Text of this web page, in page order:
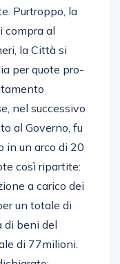
Purtroppo, la
compra al
la Città si
per quote pro-
nel successivo
al Governo, fu
in un arco di 20
così ripartite:
a carico dei
un totale di
di beni del
di 77milioni.